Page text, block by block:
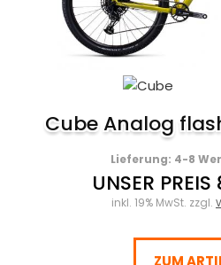
Cube Analog
Lieferung: 4-8
UNSER
inkl. 19% MwSt. zzgl.
ZUM